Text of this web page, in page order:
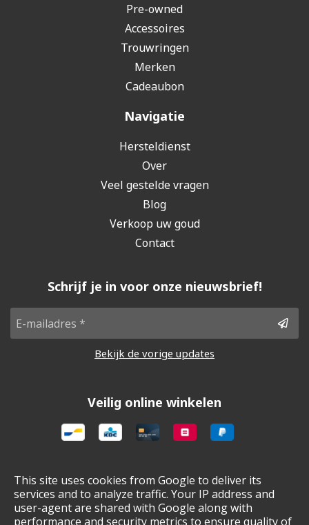
Pre-owned
Accessoires
Trouwringen
Merken
Cadeaubon
Navigatie
Hersteldienst
Over
Veel gestelde vragen
Blog
Verkoop uw goud
Contact
Schrijf je in voor onze nieuwsbrief!
Bekijk de vorige updates
Veilig online winkelen
Gebruiksvoorwaarden & privacybeleids
Cookie policy
Cookie voorkeuren
This site uses cookies from Google to deliver its
services and to analyze traffic. Your IP address and
user-agent are shared with Google along with
performance and security metrics to ensure quality of